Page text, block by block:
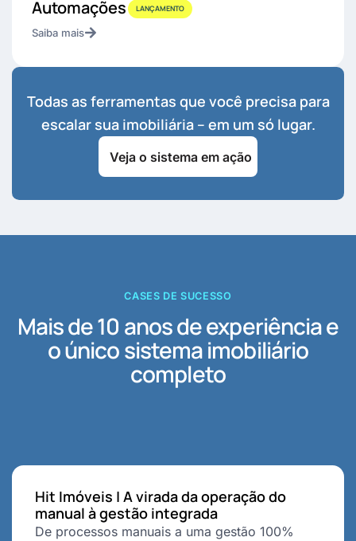
Automações LANÇAMENTO
Saiba mais
Todas as ferramentas que você precisa para
escalar sua imobiliária – em um só lugar.
Veja o sistema em ação
CASES DE SUCESSO
Mais de 10 anos de experiência e
o único sistema imobiliário
completo
Hit Imóveis | A virada da operação do
manual à gestão integrada
De processos manuais a uma gestão 100%